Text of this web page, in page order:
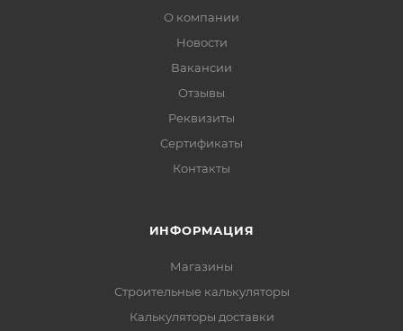
О компании
Новости
Вакансии
Отзывы
Реквизиты
Сертификаты
Контакты
ИНФОРМАЦИЯ
Магазины
Строительные калькуляторы
Калькуляторы доставки